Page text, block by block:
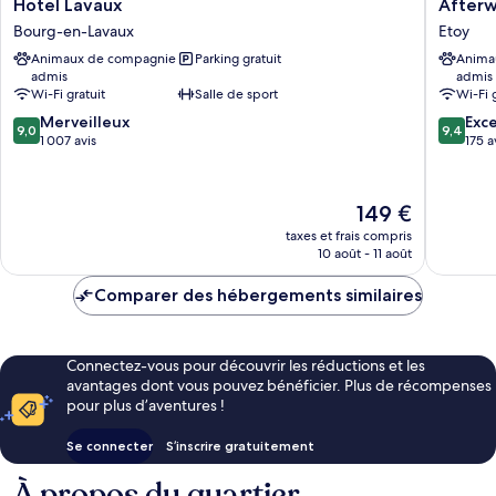
Lavaux
Bourg-
en-
Lavaux
Hotel Lavaux
Bourg-en-Lavaux
Animaux de compagnie
admis
Parking gratuit
Wi-Fi gratuit
Salle de sport
9.0
sur
9,0 Merveilleux
1 007 avis
Le
nouveau
prix
de
149 €
taxes et frais compris
10 août - 11 août
Hotel
Etoy
Etoy
admis
Wi-Fi
9.4
sur
9,4
175
Comparer des hébergements similaires
Connectez-vous pour découvrir les réductions et les
avantages dont vous pouvez bénéficier. Plus de récompenses
pour plus d’aventures !
Se connecter S’inscrire gratuitement